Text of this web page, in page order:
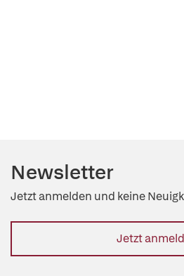
Newsletter
Jetzt anmelden und keine
Jetzt